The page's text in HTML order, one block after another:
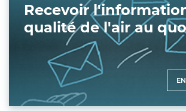
Recevoir
qualité de l'air au